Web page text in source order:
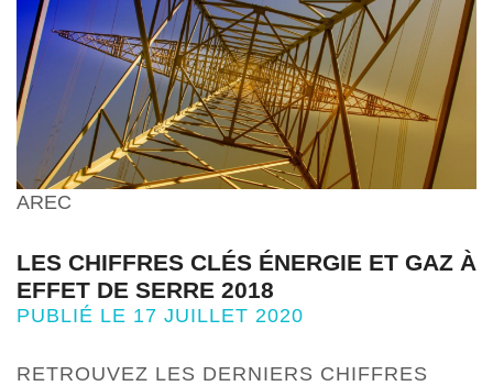
AREC
LES CHIFFRES CLÉS ÉNERGIE ET GAZ À
EFFET DE SERRE 2018
PUBLIÉ LE 17 JUILLET 2020
RETROUVEZ LES DERNIERS CHIFFRES